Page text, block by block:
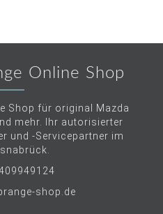
Online Shop
Shop für original Mazda
mehr. Ihr autorisierter
und -Servicepartner im
shop.de